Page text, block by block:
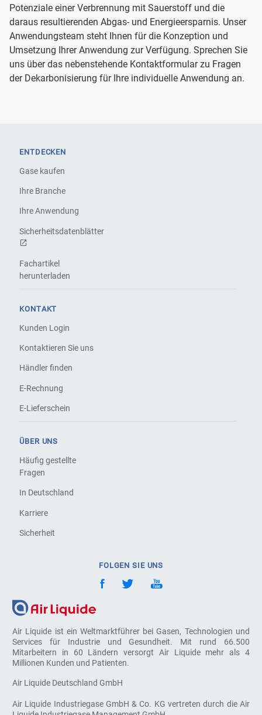
Potenziale einer Verbrennung mit Sauerstoff und die
daraus resultierenden Abgas- und Energieersparnis. Unser
Anwendungsteam steht Ihnen für die Konzeption und
Umsetzung Ihrer Anwendung zur Verfügung. Sprechen Sie
uns über das nebenstehende Kontaktformular zu Fragen
der Dekarbonisierung für Ihre individuelle Anwendung an.
Air Liquide ist ein Weltmarktführer bei Gasen, Technologien und
Services für Industrie und Gesundheit. Mit rund 66.500
Mitarbeitern in 60 Ländern versorgt Air Liquide mehr als 4
Millionen Kunden und Patienten.
Air Liquide Deutschland GmbH
Air Liquide Industriegase GmbH & Co. KG vertreten durch die Air
ENTDECKEN
Gase kaufen
Ihre Branche
Ihre Anwendung
Sicherheitsdatenblätter
Fachartikel
herunterladen
KONTAKT
Kunden Login
Kontaktieren Sie uns
Händler finden
E-Rechnung
E-Lieferschein
ÜBER UNS
Häufig gestellte
Fragen
In Deutschland
Karriere
Sicherheit
FOLGEN SIE UNS